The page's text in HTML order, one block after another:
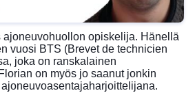
ajoneuvohuollon opiskelija. Hänellä
vuosi BTS (Brevet de technicien
joka on ranskalainen
on myös jo saanut jonkin